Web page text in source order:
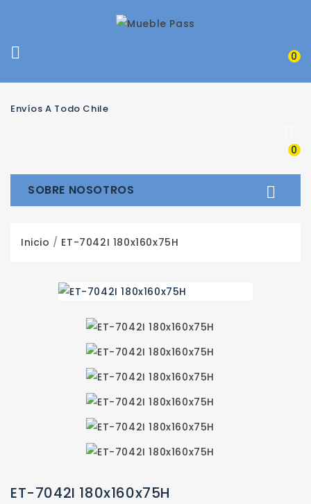
 0
Envíos A Todo Chile
0
SOBRE NOSOTROS 
Inicio ET-7042I 180x160x75H
ET-7042I 180x160x75H